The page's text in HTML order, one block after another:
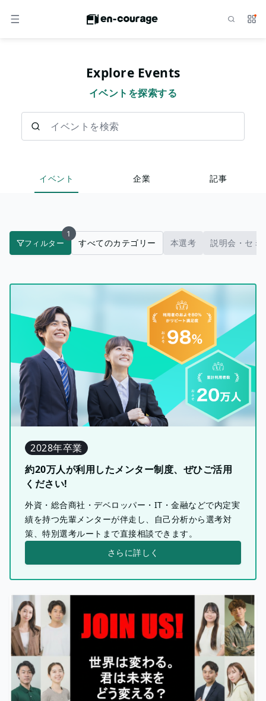
メニュー サ
Explore Events
イベントを探索する
イベント 企業 記事
フィルター
1
すべてのカテゴリー 本選考 説明会・セミ
2028年卒業
約20万人が利用したメンター制度、ぜひご活用
ください!
外資・総合商社・デベロッパー・IT・金融などで内定実
績を持つ先輩メンターが伴走し、自己分析から選考対
策、特別選考ルートまで直接相談できます。
さらに詳しく